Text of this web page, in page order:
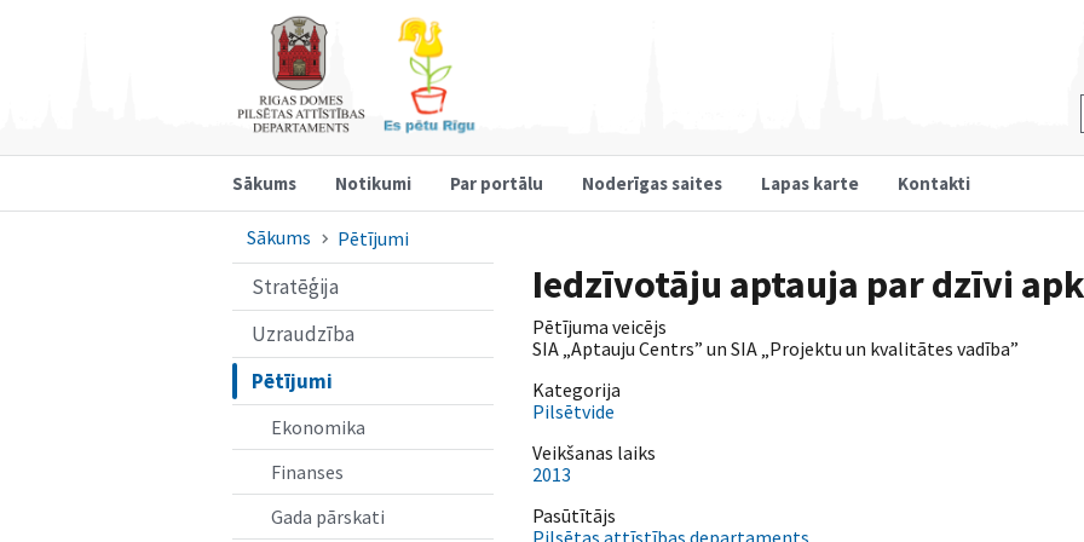
Sākums Notikumi Par portālu Noderīgas saites Lapas karte Kontakti
Sākums Pētījumi
Stratēģija
Uzraudzība
Pētījumi
Ekonomika
Finanses
Gada pārskati
Iedzīvotāju aptauja par dzīvi
Pētījuma veicējs
SIA „Aptauju Centrs” un SIA „Projektu un kvalitātes vadība”
Kategorija
Pilsētvide
Veikšanas laiks
2013
Pasūtītājs